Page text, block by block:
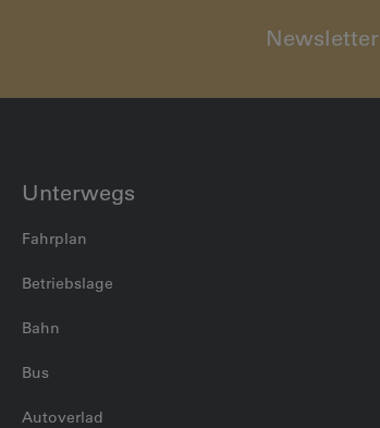
Newsletter
Unterwegs
Fahrplan
Betriebslage
Bahn
Bus
Autoverlad